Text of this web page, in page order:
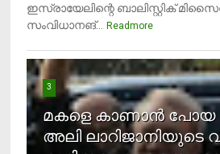
ഇസ്രായേലിന്റെ ബാലിസ്റ്റിക്
സംവിധാനങ്...
Readmore
3
മകളെ കാണാന്‍ പോയ
അലി ലാറിജാനിയുടെ